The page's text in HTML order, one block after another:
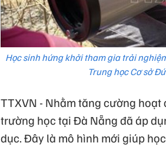
Học sinh hứng khởi tham gia trải
Trung học Cơ sở
TTXVN - Nhằm tăng cường
trường học tại Đà Nẵng đã áp
dục. Đây là mô hình mới giúp